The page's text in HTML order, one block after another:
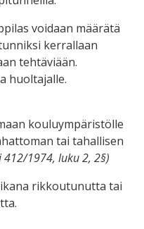
voidaan määrätä
kerrallaan
tehtäviään.
huoltajalle.
kouluympäristölle
tai tahallisen
1974, luku 2, 2§)
rikkoutunutta tai